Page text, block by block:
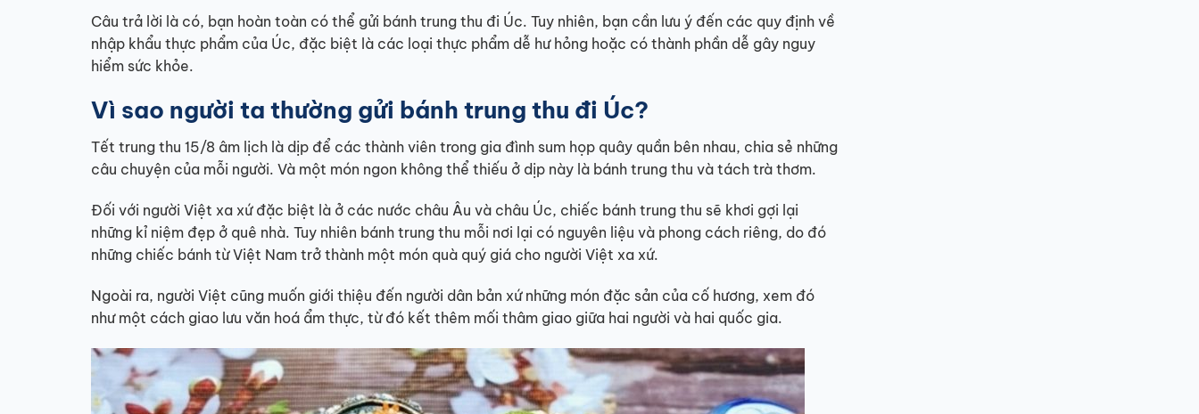
Câu trả lời là có, bạn hoàn toàn có thể gửi bánh trung thu đi Úc. Tuy nhiên, bạn cần lưu ý đến các quy định về
nhập khẩu thực phẩm của Úc, đặc biệt là các loại thực phẩm dễ hư hỏng hoặc có thành phần dễ gây nguy
hiểm sức khỏe.
Vì sao người ta thường gửi bánh trung thu đi Úc?
Tết trung thu 15/8 âm lịch là dịp để các thành viên trong gia đình sum họp quây quần bên nhau, chia sẻ những
câu chuyện của mỗi người. Và một món ngon không thể thiếu ở dịp này là bánh trung thu và tách trà thơm.
Đối với người Việt xa xứ đặc biệt là ở các nước châu Âu và châu Úc, chiếc bánh trung thu sẽ khơi gợi lại
những kỉ niệm đẹp ở quê nhà. Tuy nhiên bánh trung thu mỗi nơi lại có nguyên liệu và phong cách riêng, do đó
những chiếc bánh từ Việt Nam trở thành một món quà quý giá cho người Việt xa xứ.
Ngoài ra, người Việt cũng muốn giới thiệu đến người dân bản xứ những món đặc sản của cố hương, xem đó
như một cách giao lưu văn hoá ẩm thực, từ đó kết thêm mối thâm giao giữa hai người và hai quốc gia.